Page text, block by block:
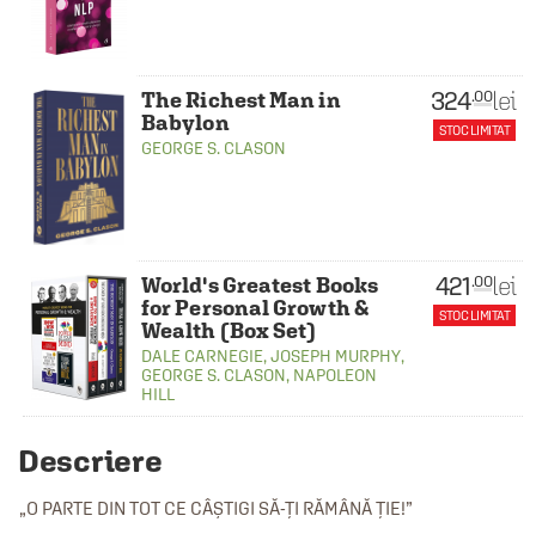
The Richest Man in
Babylon
GEORGE S. CLASON
324.00lei
STOC LIMITAT
World's Greatest Books
for Personal Growth &
Wealth (Box Set)
DALE CARNEGIE,JOSEPH MURPHY,
GEORGE S. CLASON, NAPOLEON
HILL
421 .00lei
STOC LIMITAT
Descriere
„O PARTE DIN TOT CE CÂȘTIGI SĂ-ȚI RĂMÂNĂ ȚIE!”